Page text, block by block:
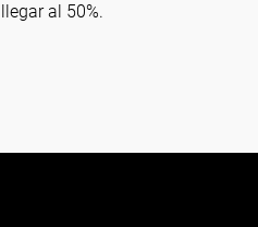
al 50%.